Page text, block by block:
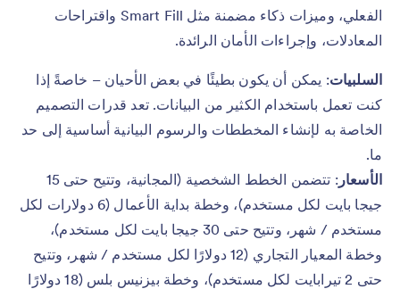
الفعلي، وميزات ذكاء مضمنة مثل Smart Fill واقتراحات
المعادلات، وإجراءات الأمان الرائدة.
السلبيات: يمكن أن يكون بطيئًا في بعض الأحيان – خاصةً إذا
كنت تعمل باستخدام الكثير من البيانات. تعد قدرات التصميم
الخاصة به لإنشاء المخططات والرسوم البيانية أساسية إلى حد
ما.
الأسعار
: تتضمن الخطط الشخصية (المجانية، وتتيح حتى 15
جيجا بايت لكل مستخدم)، وخطة بداية الأعمال (6 دولارات لكل
مستخدم / شهر، وتتيح حتى 30 جيجا بايت لكل مستخدم)،
وخطة المعيار التجاري (12 دولارًا لكل مستخدم / شهر، وتتيح
حتى 2 تيرابايت لكل مستخدم)، وخطة بيزنيس بلس (18 دولارًا